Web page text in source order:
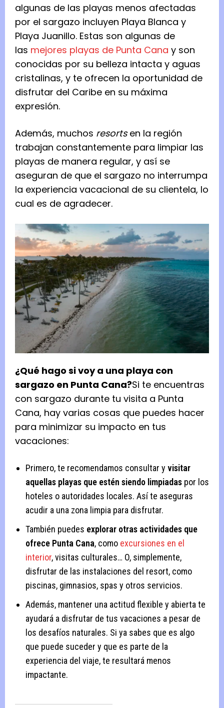
algunas de las playas menos afectadas
por el sargazo incluyen Playa Blanca y
Playa Juanillo. Estas son algunas de
las mejores playas de Punta Cana y son
conocidas por su belleza intacta y aguas
cristalinas, y te ofrecen la oportunidad de
disfrutar del Caribe en su máxima
expresión.
Además, muchos resortsen la región
trabajan constantemente para limpiar las
playas de manera regular, y así se
aseguran de que el sargazo no interrumpa
la experiencia vacacional de su clientela, lo
cual es de agradecer.
¿Qué hago si voy a una playa con
sargazo en Punta Cana?Si te encuentras
con sargazo durante tu visita a Punta
Cana, hay varias cosas que puedes hacer
para minimizar su impacto en tus
vacaciones:
Primero, te recomendamos consultar y visitar
aquellas playas que estén siendo limpiadas por los
hoteles o autoridades locales. Así te aseguras
acudir a una zona limpia para disfrutar.
También puedes explorar otras actividades que
ofrece Punta Cana, como excursiones en el
interior, visitas culturales… O, simplemente,
disfrutar de las instalaciones del resort, como
piscinas, gimnasios, spas y otros servicios.
Además, mantener una actitud flexible y abierta te
ayudará a disfrutar de tus vacaciones a pesar de
los desafíos naturales. Si ya sabes que es algo
que puede suceder y que es parte de la
experiencia del viaje, te resultará menos
impactante.